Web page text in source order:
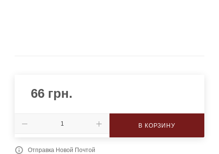
66 грн.
В КОРЗИНУ
Отправка Новой Почтой